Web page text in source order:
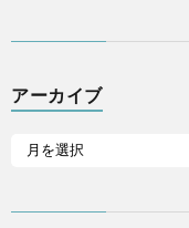
アーカイブ